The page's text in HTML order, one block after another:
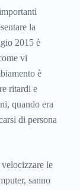
la
2015 è
vi
è
ritardi e
quando era
di persona
le
sanno